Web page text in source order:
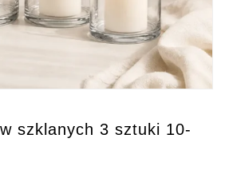
szklanych 3 sztuki 10-